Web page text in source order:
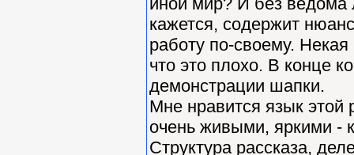
кажется, содержит
работу по-своему. Некая
что это плохо. В конце
демонстрации шапки.
Мне нравится язык
очень живыми, яркими -
Структура рассказа,